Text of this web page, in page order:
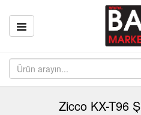
Zicco KX-T96